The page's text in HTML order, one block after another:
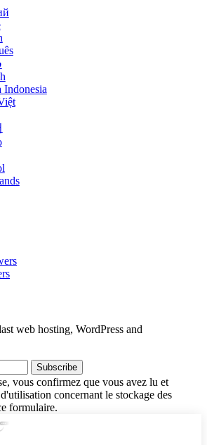
Indonesia
web hosting, WordPress and
Subscribe
vous confirmez que vous avez lu et
concernant le stockage des
formulaire.